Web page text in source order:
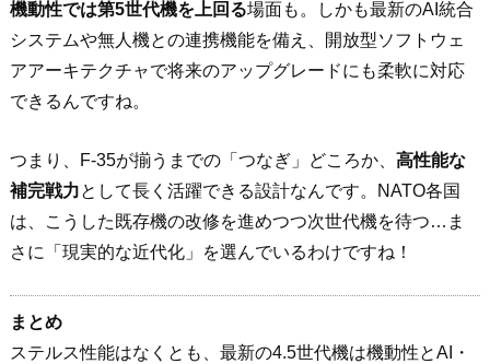
機動性では第5世代機を上回る場面も。しかも最新のAI統合
システムや無人機との連携機能を備え、開放型ソフトウェ
アアーキテクチャで将来のアップグレードにも柔軟に対応
できるんですね。
つまり、F-35が揃うまでの「つなぎ」どころか、 高性能な
補完戦力として長く活躍できる設計なんです。NATO各国
は、こうした既存機の改修を進めつつ次世代機を待つ…ま
さに「現実的な近代化」を選んでいるわけですね！
まとめ
ステルス性能はなくとも、最新の4.5世代機は機動性とAI・